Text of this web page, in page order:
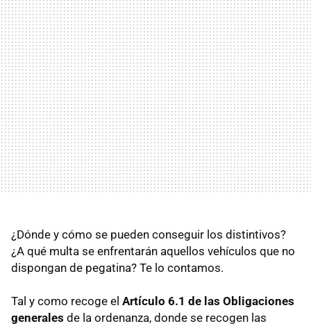
¿Dónde y cómo se pueden conseguir los distintivos?
¿A qué multa se enfrentarán aquellos vehículos que no
dispongan de pegatina? Te lo contamos.
Tal y como recoge el Artículo 6.1 de las Obligaciones
generales de la ordenanza, donde se recogen las